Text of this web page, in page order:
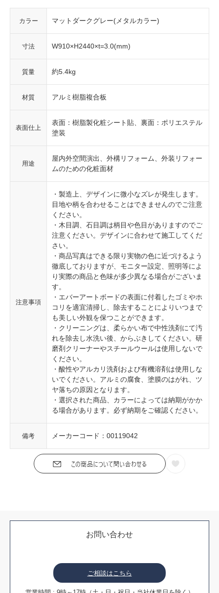
カラー マットダークグレー(メタルカラー)
寸法 W910×H2440×t=3.0(mm)
質量 約5.4kg
材質 アルミ樹脂複合板
表面仕上
表面：樹脂製化粧シート貼、裏面：ポリエステル
塗装
用途
屋内外空間演出、外構リフォーム、外装リフォー
ムのための化粧面材
注意事項
・製造上、デザインに微小なズレが発生します。
目地や柄を合わせることはできませんのでご注意
ください。
・木目調、石目調は柄目や色目がありますのでご
注意ください。デザインに合わせて施工してくだ
さい。
・商品写真はできる限り実物の色に近づけるよう
徹底しておりますが、モニター設定、照明等によ
り実際の商品と色味が多少異なる場合がございま
す。
・エバーアートボードの表面に付着したゴミやホ
コリを適宜清掃し、除去することによりいつまで
も美しい外観を保つことができます。
・クリーニングは、柔らかい布で中性洗剤にて汚
れを除去し水洗い後、からぶきしてください。研
磨剤クリーナーやスチールウールは使用しないで
ください。
・酸性やアルカリ洗剤および有機溶剤は使用しな
いでください。アルミの腐食、塗膜のはがれ、ツ
ヤ落ちの原因となります。
・選択された商品、カラーによっては納期がかか
る場合があります。必ず納期をご確認ください。
備考 メーカーコード：00119042
お問い合わせ
ご相談はこちら